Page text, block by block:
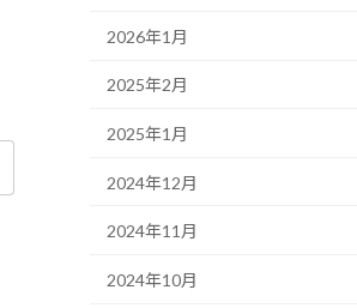
2026年1月
2025年2月
2025年1月
2024年12月
2024年11月
2024年10月